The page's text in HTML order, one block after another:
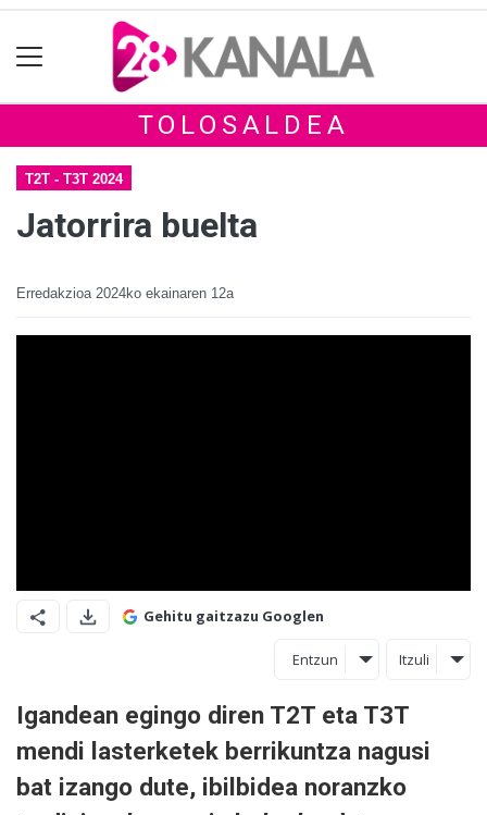
TOLOSALDEA
T2T - T3T 2024
Jatorrira buelta
Erredakzioa 2024ko ekainaren 12a
Gehitu gaitzazu Googlen
Entzun Itzuli
Igandean egingo diren T2T eta T3T
mendi lasterketek berrikuntza nagusi
bat izango dute, ibilbidea noranzko